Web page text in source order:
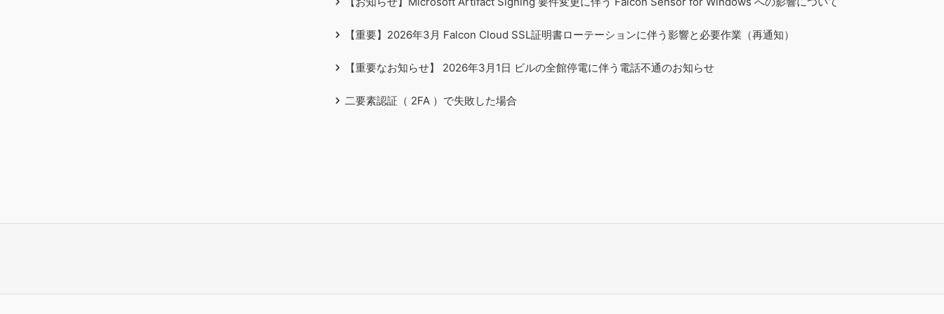
【重要】2026年3月 Falcon Cloud SSL証明書ローテーションに伴う影響と必要作業（再通知）
【重要なお知らせ】 2026年3月1日 ビルの全館停電に伴う電話不通のお知らせ
二要素認証（ 2FA ）で失敗した場合